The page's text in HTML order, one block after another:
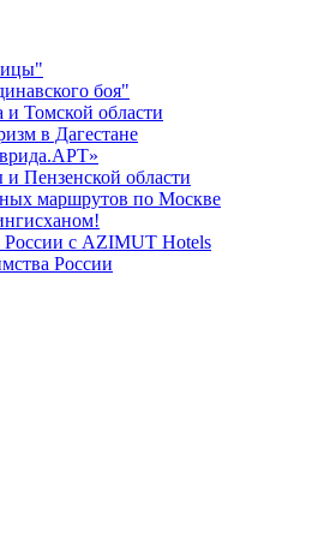
боя"
Томской области
в Дагестане
Пензенской области
маршрутов по Москве
России с AZIMUT Hotels
России